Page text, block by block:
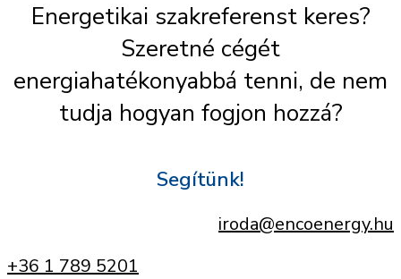
Energetikai szakreferenst keres?
Szeretné cégét
energiahatékonyabbá tenni, de nem
tudja hogyan fogjon hozzá?
Segítünk!
iroda@encoenergy.hu
+36 1 789 5201